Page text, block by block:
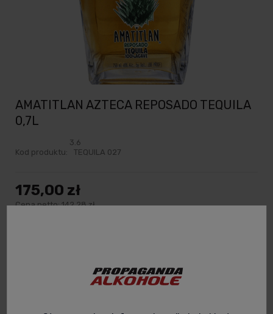
AMATITLAN AZTECA REPOSADO TEQUILA
0,7L
3.6
Kod produktu:
TEQUILA 027
175,00 zł
Cena netto: 142,28 zł
powiadom o dostępności